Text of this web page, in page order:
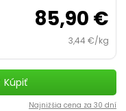
85,90 €
3,44 €/kg
Kúpiť
Najnižšia cena za 30 dní